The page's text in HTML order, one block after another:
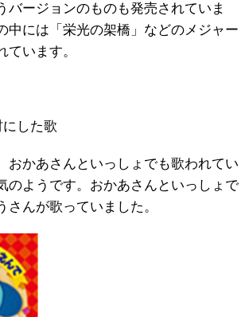
バージョンのものも発売されていま
中には「栄光の架橋」などのメジャー
ています。
した歌
おかあさんといっしょでも歌われてい
のようです。おかあさんといっしょで
さんが歌っていました。